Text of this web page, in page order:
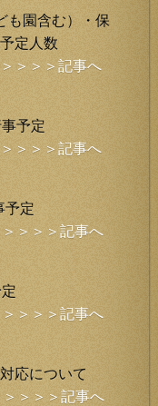
も園含む）・保
定人数
＞＞＞＞記事へ
予定
＞＞＞＞記事へ
予定
＞＞＞＞記事へ
＞＞＞＞記事へ
応について
＞＞＞＞記事へ